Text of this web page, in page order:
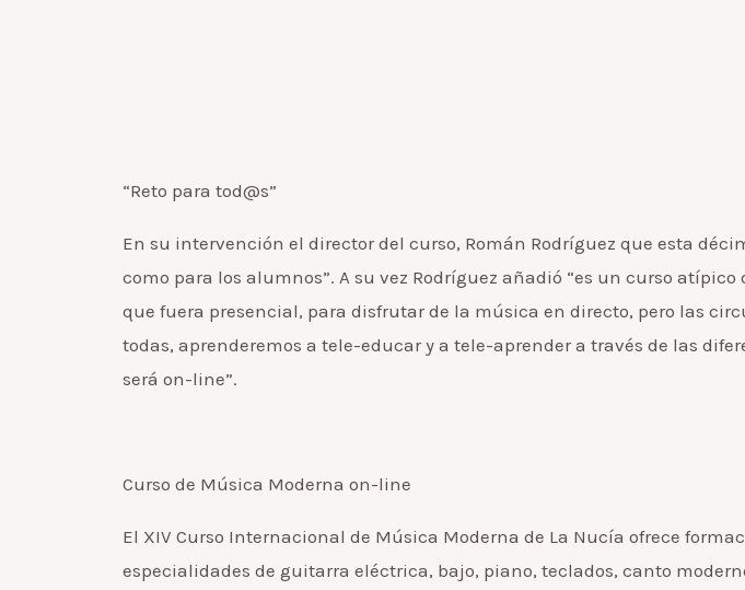
“Reto para tod@s”
En su intervención el director del curso, Román Rodríguez que esta
como para los alumnos”. A su vez Rodríguez añadió “es un curso
que fuera presencial, para disfrutar de la música en directo, pero las
todas, aprenderemos a tele-educar y a tele-aprender a través de las
será on-line”.
Curso de Música Moderna on-line
El XIV Curso Internacional de Música Moderna de La Nucía ofrece
especialidades de guitarra eléctrica, bajo, piano, teclados, canto